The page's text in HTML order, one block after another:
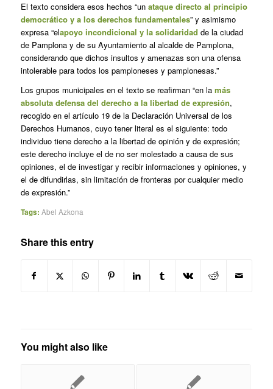
El texto considera esos hechos “unataque directo al principio
democrático y a los derechos fundamentales” y asimismo
expresa “elapoyo incondicional y la solidaridad de la ciudad
de Pamplona y de su Ayuntamiento al alcalde de Pamplona,
considerando que dichos insultos y amenazas son una ofensa
intolerable para todos los pamploneses y pamplonesas.”
Los grupos municipales en el texto se reafirman “en la más
absoluta defensa del derecho a la libertad de expresión,
recogido en el artículo 19 de la Declaración Universal de los
Derechos Humanos, cuyo tener literal es el siguiente: todo
individuo tiene derecho a la libertad de opinión y de expresión;
este derecho incluye el de no ser molestado a causa de sus
opiniones, el de investigar y recibir informaciones y opiniones, y
el de difundirlas, sin limitación de fronteras por cualquier medio
de expresión.”
Tags: Abel Azkona
Share this entry
You might also like